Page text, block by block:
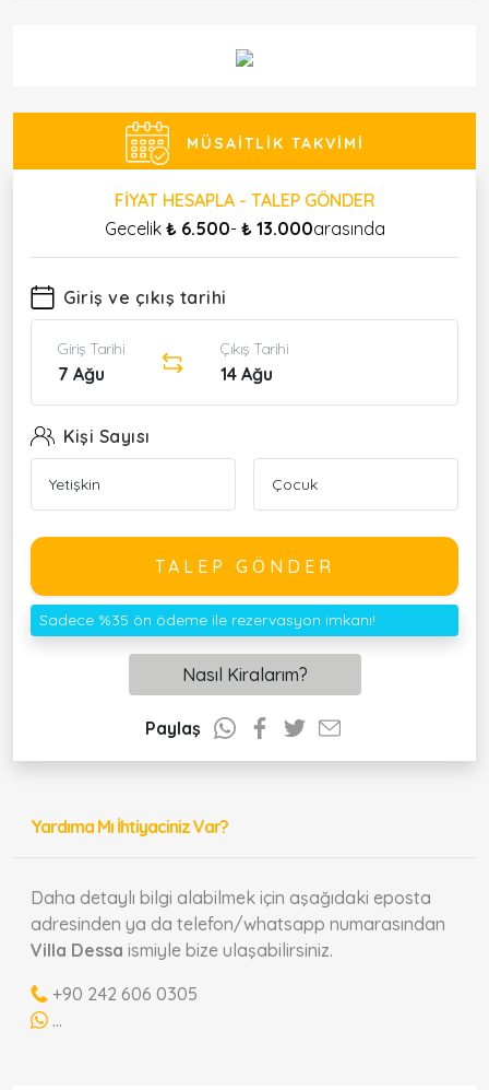
MÜSAITLIK TAKVIMI
FIYAT HESAPLA - TALEP GÖNDER
Gecelik ₺ 6.500- ₺ 13.000arasında
Giriş ve çıkış tarihi
Giriş Tarihi
7 Ağu
Çıkış Tarihi
14 Ağu
Kişi Sayısı
TALEP GÖNDER
Sadece %35 ön ödeme ile rezervasyon imkanı!
Nasıl Kiralarım?
Paylaş
Yardıma Mı İhtiyaciniz Var?
Daha detaylı bilgi alabilmek için aşağıdaki eposta
adresinden ya da telefon/whatsapp numarasından
Villa Dessa ismiyle bize ulaşabilirsiniz.
+90 242 606 0305
...